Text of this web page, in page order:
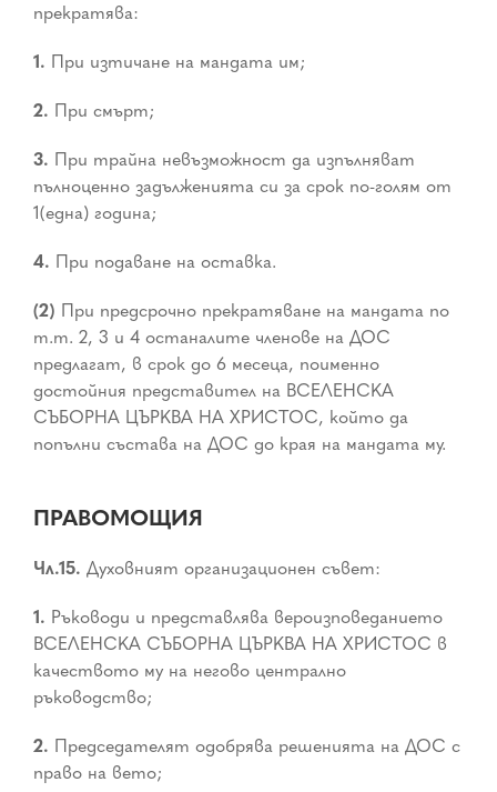
прекратява:
1. При изтичане на мандата им;
2. При смърт;
3. При трайна невъзможност да изпълняват
пълноценно задълженията си за срок по-голям от
1(една) година;
4. При подаване на оставка.
(2) При предсрочно прекратяване на мандата по
т.т. 2, 3 и 4 останалите членове на ДОС
предлагат, в срок до 6 месеца, поименно
достойния представител на ВСЕЛЕНСКА
СЪБОРНА ЦЪРКВА НА ХРИСТОС, който да
попълни състава на ДОС до края на мандата му.
ПРАВОМОЩИЯ
Чл.15. Духовният организационен съвет:
1. Ръководи и представлява вероизповеданието
ВСЕЛЕНСКА СЪБОРНА ЦЪРКВА НА ХРИСТОС в
качеството му на негово централно
ръководство;
2. Председателят одобрява решенията на ДОС с
право на вето;